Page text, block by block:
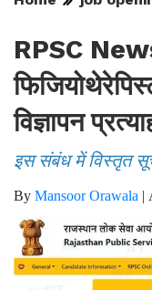
RPSC
विज्ञापन
इस संबंध में विस्तृत